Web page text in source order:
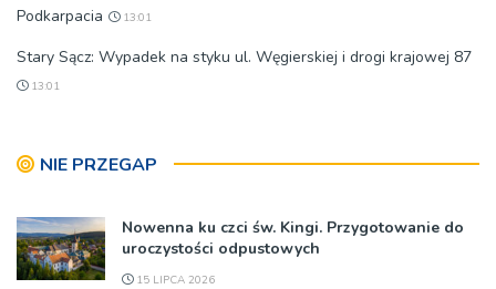
Podkarpacia
13:01
Stary Sącz: Wypadek na styku ul. Węgierskiej i drogi krajowej 87
13:01
NIE PRZEGAP
Nowenna ku czci św. Kingi. Przygotowanie do
uroczystości odpustowych
15 LIPCA 2026